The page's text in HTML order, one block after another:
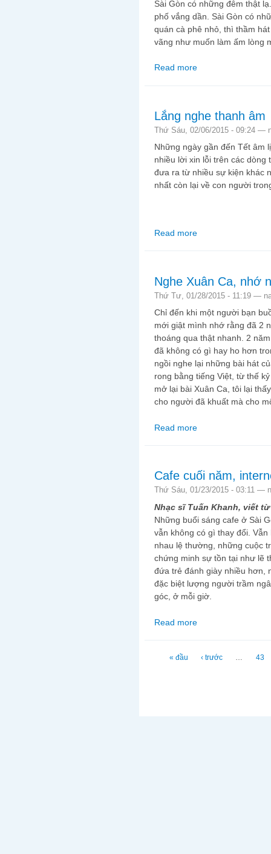
Sài Gòn có những đêm thật
phố vắng dần. Sài Gòn có
quán cà phê nhỏ, thì thầm
vãng như muốn làm ấm lòng
Read more
Lắng nghe thanh âm
Thứ Sáu, 02/06/2015 - 09:24 —
Những ngày gần đến Tết âm
nhiều lời xin lỗi trên các
đưa ra từ nhiều sự kiện khác
nhất còn lại về con người
Read more
Nghe Xuân Ca, nhớ
Thứ Tư, 01/28/2015 - 11:19 —
Chỉ đến khi một người bạn
mới giật mình nhớ rằng đã 2
thoáng qua thật nhanh. 2
đã không có gì hay ho hơn
ngồi nghe lại những bài hát
rong bằng tiếng Việt, từ thế
mở lại bài Xuân Ca, tôi lại
cho người đã khuất mà cho
Read more
Cafe cuối năm,
Thứ Sáu, 01/23/2015 - 03:11 —
Nhạc sĩ Tuấn Khanh, viết từ
Những buổi sáng cafe ở Sài
vẫn không có gì thay đổi.
nhau lệ thường, những cuộc
chứng minh sự tồn tại như lẽ
đứa trẻ đánh giày nhiều hơn,
đặc biệt lượng người trầm
góc, ở mỗi giờ.
Read more
Trang
« đầu ‹ trước … 43